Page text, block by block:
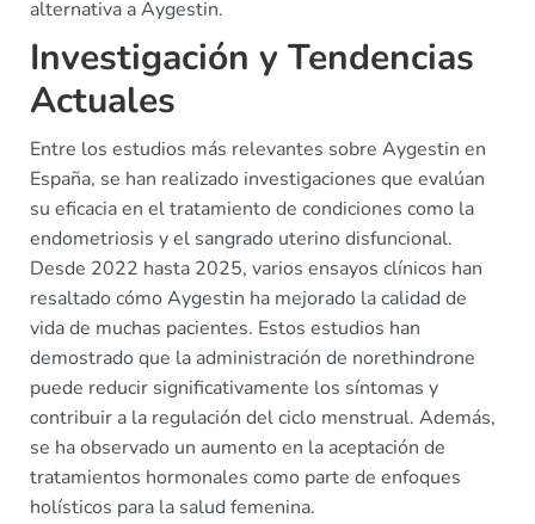
alternativa a Aygestin.
Investigación y Tendencias
Actuales
Entre los estudios más relevantes sobre Aygestin en
España, se han realizado investigaciones que evalúan
su eficacia en el tratamiento de condiciones como la
endometriosis y el sangrado uterino disfuncional.
Desde 2022 hasta 2025, varios ensayos clínicos han
resaltado cómo Aygestin ha mejorado la calidad de
vida de muchas pacientes. Estos estudios han
demostrado que la administración de norethindrone
puede reducir significativamente los síntomas y
contribuir a la regulación del ciclo menstrual. Además,
se ha observado un aumento en la aceptación de
tratamientos hormonales como parte de enfoques
holísticos para la salud femenina.